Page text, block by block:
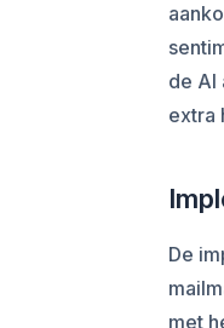
de AI
extra
De
met